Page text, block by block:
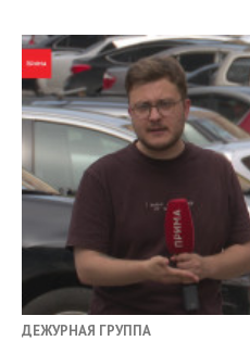
ДЕЖУРНАЯ ГРУППА